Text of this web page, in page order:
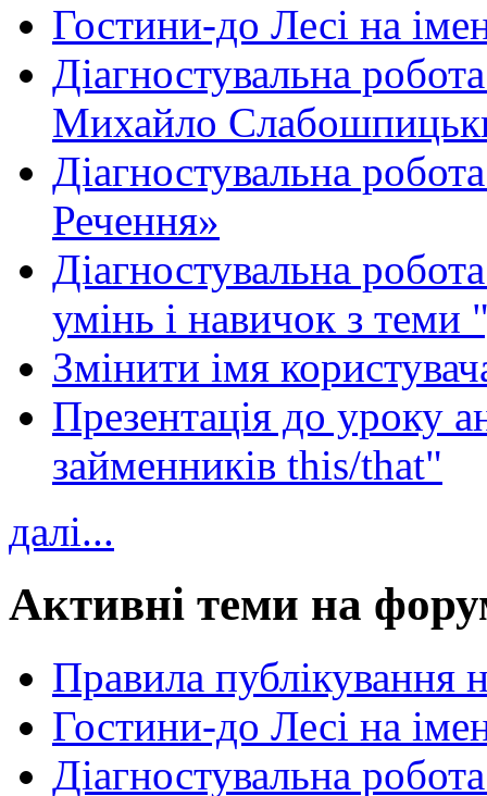
Гостини-до Лесі на
Діагностувальна
Михайло
Діагностувальна
Речення»
Діагностувальна
умінь і навичок з теми
Змінити імя
Презентація до уроку
займенників this/that"
далі...
Активні теми на
Правила публікування
Гостини-до Лесі на
Діагностувальна